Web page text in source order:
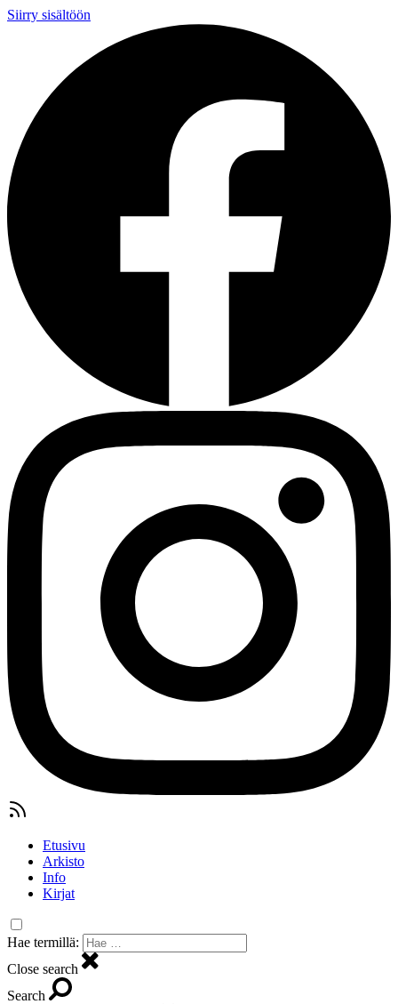
Siirry sisältöön
Etusivu
Arkisto
Info
Kirjat
Hae termillä:
Close search
Search